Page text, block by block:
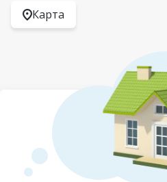
Карта